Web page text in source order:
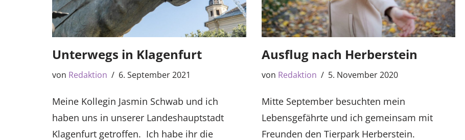
Unterwegs in Klagenfurt
von Redaktion 6. September 2021
Meine Kollegin Jasmin Schwab und ich
haben uns in unserer Landeshauptstadt
Klagenfurt getroffen. Ich habe ihr die
Ausflug nach Herberstein
von Redaktion 5. November 2020
Mitte September besuchten mein
Lebensgefährte und ich gemeinsam mit
Freunden den Tierpark Herberstein.